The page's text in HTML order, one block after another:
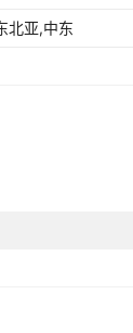
北亚,中东